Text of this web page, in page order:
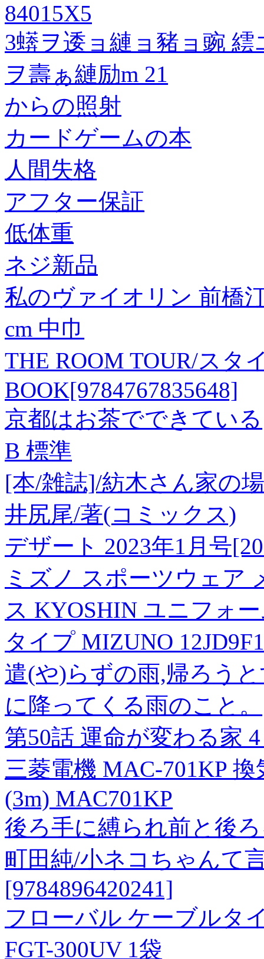
84015X5
3蠎ヲ逶ョ縺ョ豬ョ豌
ヲ壽ぁ縺励m 21
からの照射
カードゲームの本
人間失格
アフター保証
低体重
ネジ新品
私のヴァイオリン 前橋
cm 中巾
THE ROOM TOUR/スタ
BOOK[9784767835648]
京都はお茶でできている
B 標準
[本/雑誌]/紡木さん家の
井尻尾/著(コミックス)
デザート 2023年1月号
ミズノ スポーツウェア
ス KYOSHIN ユニフォ
タイプ MIZUNO
遣(や)らずの雨,帰ろう
に降ってくる雨のこと。
第50話 運命が変わる家
三菱電機 MAC-701KP
(3m) MAC701KP
後ろ手に縛られ前と後
町田純/小ネコちゃんて
[9784896420241]
フローバル ケーブルタ
FGT-300UV 1袋